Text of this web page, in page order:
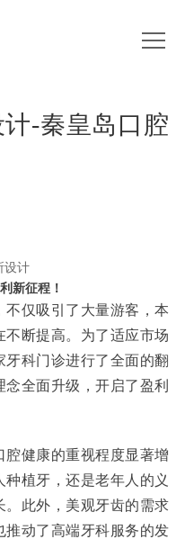
-秦皇岛口腔
设计
新征程！
仅吸引了大量游客，本
断提高。为了适应市场
科门诊进行了全面的翻
全面升级，开启了盈利
健康的重视程度显著增
植牙，还是老年人的义
此外，美观牙齿的需求
推动了高端牙科服务的发